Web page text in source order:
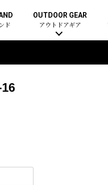
ド
OUTDOOR GEAR
アウトドアギア